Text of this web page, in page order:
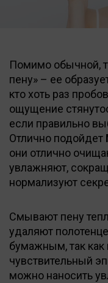
Помимо обычной,
пену» – ее
кто хоть раз
ощущение
если правильно
Отлично подойдет
они отлично
увлажняют,
нормализуют
Смывают пену
удаляют
бумажным, так
чувствительный
можно наносить